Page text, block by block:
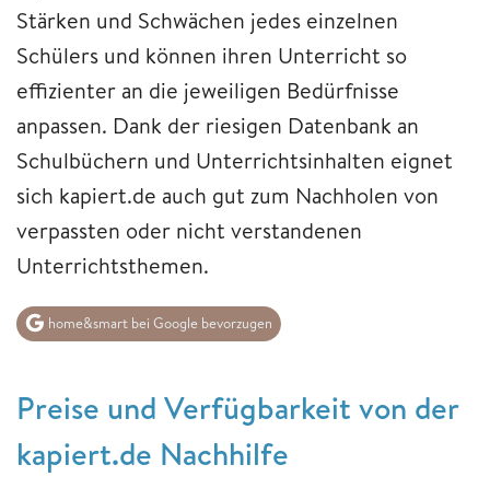
Stärken und Schwächen jedes einzelnen
Schülers und können ihren Unterricht so
effizienter an die jeweiligen Bedürfnisse
anpassen. Dank der riesigen Datenbank an
Schulbüchern und Unterrichtsinhalten eignet
sich kapiert.de auch gut zum Nachholen von
verpassten oder nicht verstandenen
Unterrichtsthemen.
home&smart bei Google bevorzugen
Preise und Verfügbarkeit von der
kapiert.de Nachhilfe